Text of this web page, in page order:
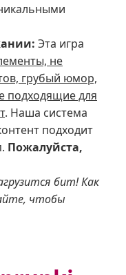
Эта игра
не
грубый юмор,
подходящие для
. Наша система
подходит
Пожалуйста,
бит! Как
чтобы